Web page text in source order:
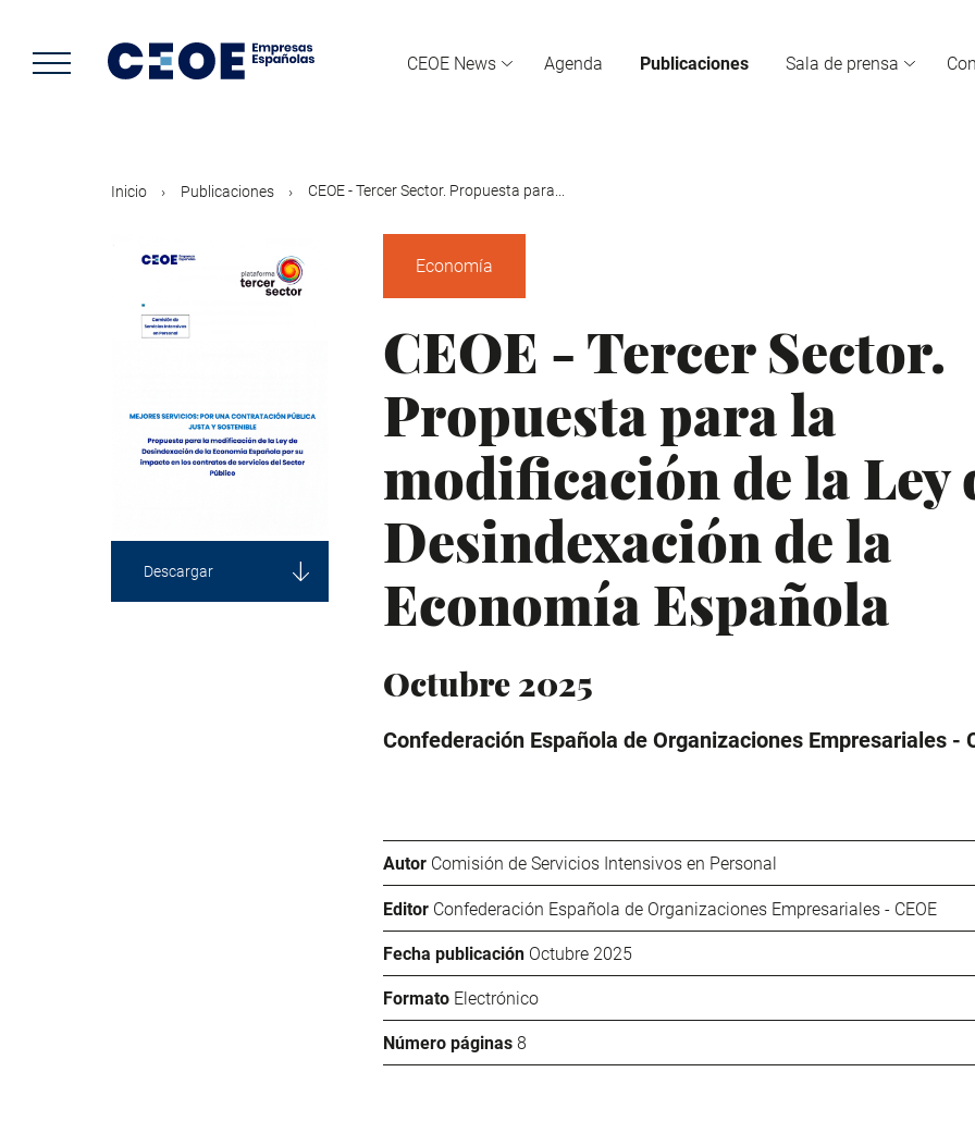
contenido
principal
CEOE News Agenda Publicaciones Sala de prensa
Inicio Publicaciones CEOE - Tercer Sector. Propuesta para...
Descargar
Economía
CEOE - Tercer Sector.
Propuesta para la
modificación de la Ley
Desindexación de la
Economía Española
Octubre 2025
Confederación Española de Organizaciones Empresariales -
Autor Comisión de Servicios Intensivos en Personal
Editor Confederación Española de Organizaciones Empresariales - CEOE
Fecha publicación Octubre 2025
Formato Electrónico
Número páginas 8